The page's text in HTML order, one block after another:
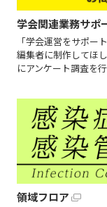
学会関連業務サポ
「学会運営をサポー
編集者に制作してほ
にアンケート調査を
領域フロア